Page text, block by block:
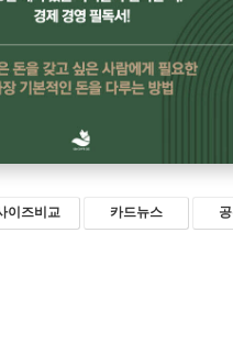
이즈비교 카드뉴스